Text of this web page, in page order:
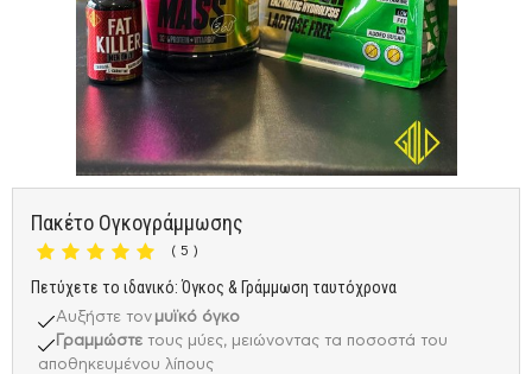
Πακέτο Ογκογράμμωσης
( 5 )
Πετύχετε το ιδανικό: Όγκος & Γράμμωση ταυτόχρονα
Αυξήστε τον μυϊκό όγκο
Γραμμώστε τους μύες, μειώνοντας τα ποσοστά του
αποθηκευμένου λίπους